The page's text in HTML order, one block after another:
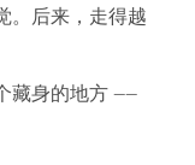
。后来，走得越
藏身的地方 ——